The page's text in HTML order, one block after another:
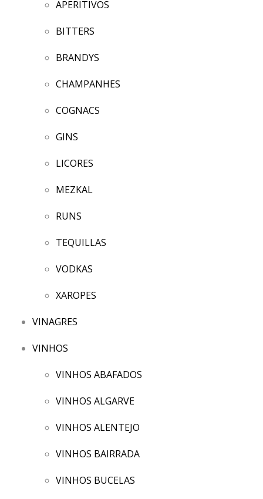
APERITIVOS
BITTERS
BRANDYS
CHAMPANHES
COGNACS
GINS
LICORES
MEZKAL
RUNS
TEQUILLAS
VODKAS
XAROPES
VINAGRES
VINHOS
VINHOS ABAFADOS
VINHOS ALGARVE
VINHOS ALENTEJO
VINHOS BAIRRADA
VINHOS BUCELAS